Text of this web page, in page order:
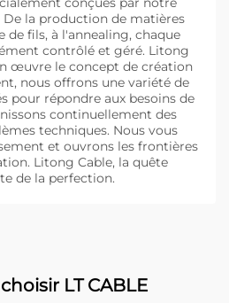
la production de matières
de fils, à l'annealing, chaque
contrôlé et géré. Litong
œuvre le concept de création
nous offrons une variété de
pour répondre aux besoins de
continuellement des
techniques. Nous vous
et ouvrons les frontières
Litong Cable, la quête
de la perfection.
LT CABLE